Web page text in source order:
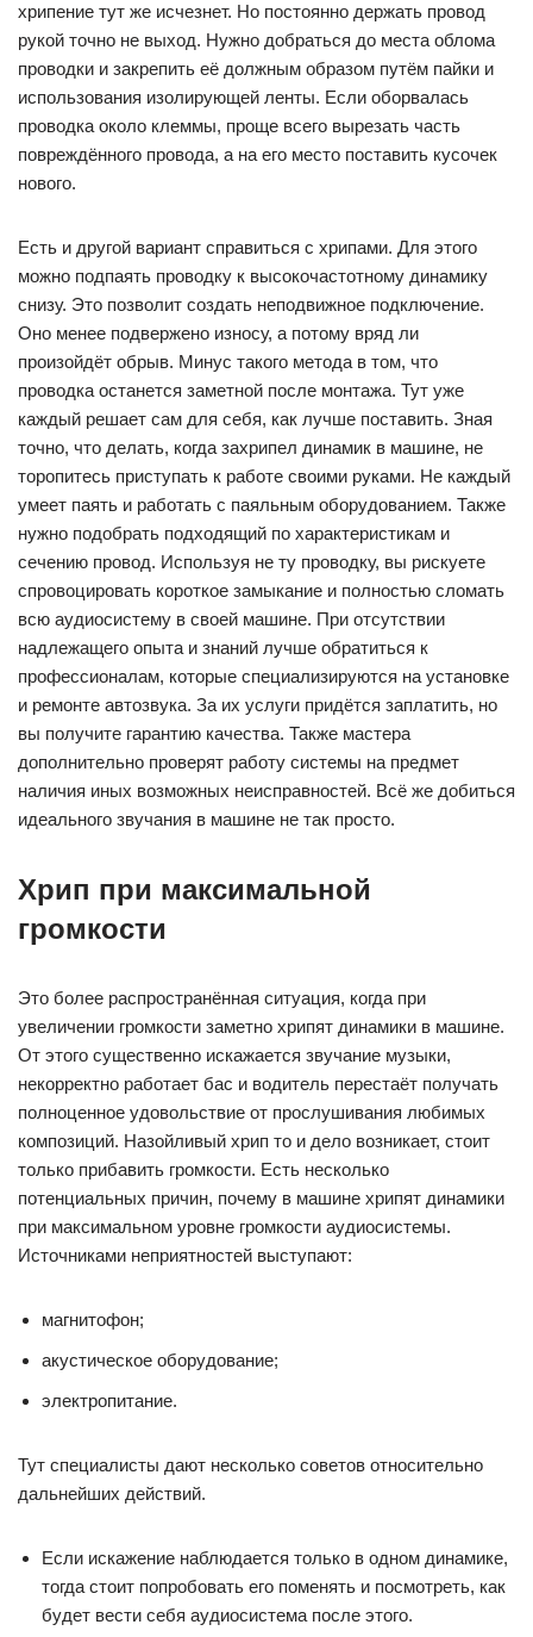
хрипение тут же исчезнет. Но постоянно держать провод
рукой точно не выход. Нужно добраться до места облома
проводки и закрепить её должным образом путём пайки и
использования изолирующей ленты. Если оборвалась
проводка около клеммы, проще всего вырезать часть
повреждённого провода, а на его место поставить кусочек
нового.
Есть и другой вариант справиться с хрипами. Для этого
можно подпаять проводку к высокочастотному динамику
снизу. Это позволит создать неподвижное подключение.
Оно менее подвержено износу, а потому вряд ли
произойдёт обрыв. Минус такого метода в том, что
проводка останется заметной после монтажа. Тут уже
каждый решает сам для себя, как лучше поставить. Зная
точно, что делать, когда захрипел динамик в машине, не
торопитесь приступать к работе своими руками. Не каждый
умеет паять и работать с паяльным оборудованием. Также
нужно подобрать подходящий по характеристикам и
сечению провод. Используя не ту проводку, вы рискуете
спровоцировать короткое замыкание и полностью сломать
всю аудиосистему в своей машине. При отсутствии
надлежащего опыта и знаний лучше обратиться к
профессионалам, которые специализируются на установке
и ремонте автозвука. За их услуги придётся заплатить, но
вы получите гарантию качества. Также мастера
дополнительно проверят работу системы на предмет
наличия иных возможных неисправностей. Всё же добиться
идеального звучания в машине не так просто.
Хрип при максимальной
громкости
Это более распространённая ситуация, когда при
увеличении громкости заметно хрипят динамики в машине.
От этого существенно искажается звучание музыки,
некорректно работает бас и водитель перестаёт получать
полноценное удовольствие от прослушивания любимых
композиций. Назойливый хрип то и дело возникает, стоит
только прибавить громкости. Есть несколько
потенциальных причин, почему в машине хрипят динамики
при максимальном уровне громкости аудиосистемы.
Источниками неприятностей выступают:
магнитофон;
акустическое оборудование;
электропитание.
Тут специалисты дают несколько советов относительно
дальнейших действий.
Если искажение наблюдается только в одном динамике,
тогда стоит попробовать его поменять и посмотреть, как
будет вести себя аудиосистема после этого.